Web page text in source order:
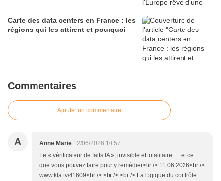
Carte des data centers en France : les
régions qui les attirent et pourquoi
Commentaires
Ajouter un commentaire
A Anne Marie 12/06/2026 10:57
Le « vérificateur de faits IA », invisible et totalitaire … et ce
que vous pouvez faire pour y remédier<br /> 11.06.2026<br />
www.kla.tv/41609<br /> <br /> <br /> La logique du contrôle